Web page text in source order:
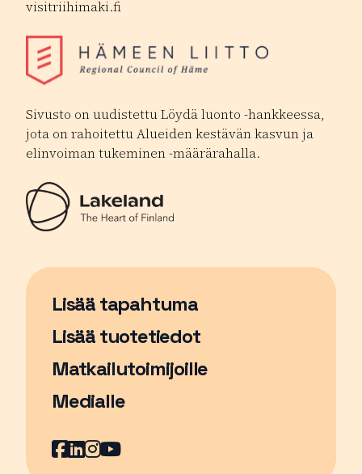
visitriihimaki.fi
Sivusto on uudistettu Löydä luonto -hankkeessa,
jota on rahoitettu Alueiden kestävän kasvun ja
elinvoiman tukeminen -määrärahalla.
Lisää tapahtuma
Sivu avautuu uudessa ikkunassa
Lisää tuotetiedot
Matkailutoimijoille
Medialle
Facebook
Sivu avautuu uudessa ikkunassa
LinkedIn
Sivu avautuu uudessa ikkunassa
Instagram
Sivu avautuu uudessa
YouTube
Sivu avautuu uudessa